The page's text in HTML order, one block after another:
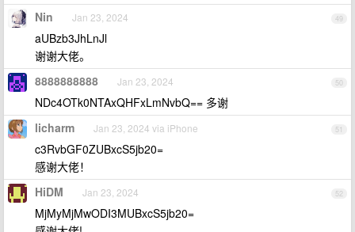
49
Nin Jan 23, 2024
aUBzb3JhLnJl
谢谢大佬。
50
8888888888 Jan 23, 2024
NDc4OTk0NTAxQHFxLmNvbQ== 多谢
51
licharm Jan 23, 2024 via iPhone
c3RvbGF0ZUBxcS5jb20=
感谢大佬！
52
HiDM Jan 23, 2024
MjMyMjMwODI3MUBxcS5jb20=